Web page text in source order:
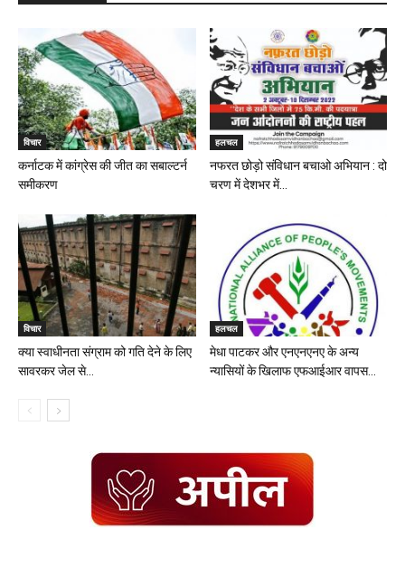
विचार
कर्नाटक में कांग्रेस की जीत का सबाल्टर्न
समीकरण
हलचल
नफरत छोड़ो संविधान बचाओ अभियान : दो
चरण में देशभर में...
विचार
क्या स्वाधीनता संग्राम को गति देने के लिए
सावरकर जेल से...
हलचल
मेधा पाटकर और एनएनएनए के अन्य
न्यासियों के खिलाफ एफआईआर वापस...